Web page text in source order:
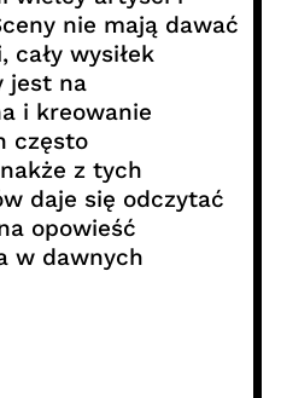
nie mają dawać
wysiłek
jest na
i kreowanie
często
z tych
daje się odczytać
opowieść
w dawnych